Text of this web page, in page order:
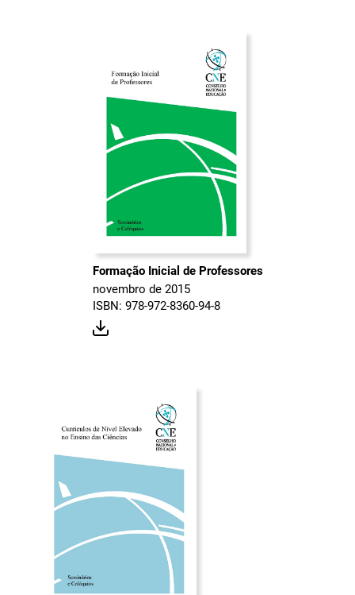
Formação Inicial de Professores
novembro de 2015
ISBN: 978-972-8360-94-8